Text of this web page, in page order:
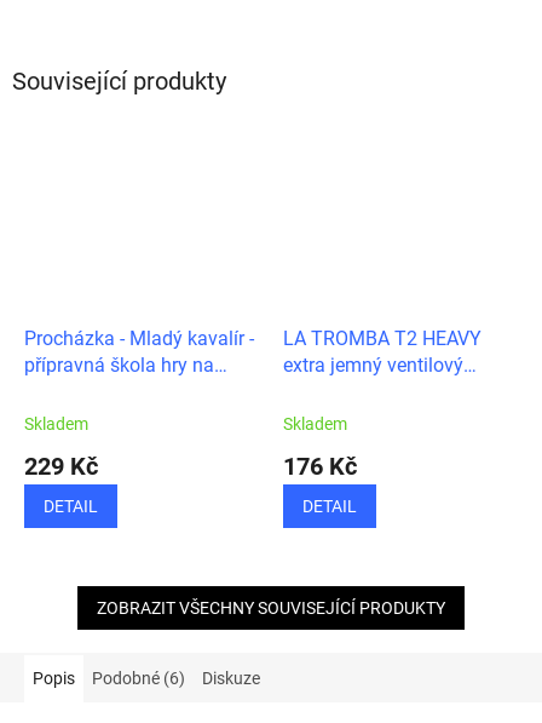
Související produkty
Procházka - Mladý kavalír -
přípravná škola hry na
Skladem
229 Kč
DETAIL
LA TROMBA T2 HEAVY
extra jemný ventilový
Skladem
176 Kč
DETAIL
ZOBRAZIT VŠECHNY SOUVISEJÍCÍ PRODUKTY
Popis Podobné (6) Diskuze